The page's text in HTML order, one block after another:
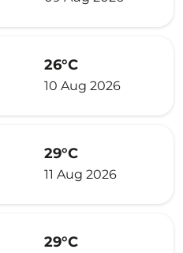
26°C
10 Aug 2026
29°C
11 Aug 2026
29°C